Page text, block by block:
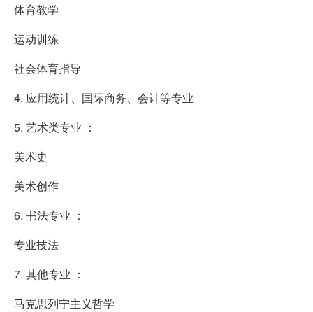
体育教学
运动训练
社会体育指导
4. 应用统计、国际商务、会计等专业
5. 艺术类专业 ：
美术史
美术创作
6. 书法专业 ：
专业技法
7. 其他专业 ：
马克思列宁主义哲学